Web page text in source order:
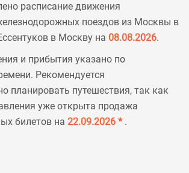
расписание движения
поездов из Москвы в
в Москву на 08.08.2026.
и прибытия указано по
Рекомендуется
планировать путешествия, так как
уже открыта продажа
билетов на 22.09.2026 * .